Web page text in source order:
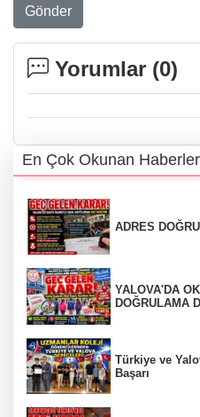
Gönder
Yorumlar (0)
En Çok Okunan Haberler
ADRES
YALOVA'DA
DOĞRULAMA
Türkiye ve
Başarı